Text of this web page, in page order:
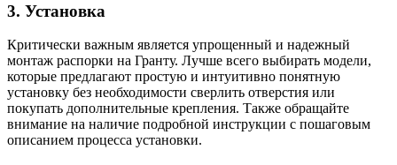
3. Установка
Критически важным является упрощенный и надежный
монтаж распорки на Гранту. Лучше всего выбирать модели,
которые предлагают простую и интуитивно понятную
установку без необходимости сверлить отверстия или
покупать дополнительные крепления. Также обращайте
внимание на наличие подробной инструкции с пошаговым
описанием процесса установки.